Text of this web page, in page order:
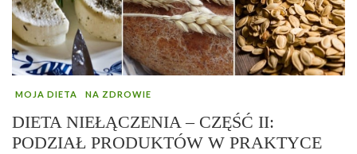
MOJA DIETA NA ZDROWIE
DIETA NIEŁĄCZENIA – CZĘŚĆ II:
PODZIAŁ PRODUKTÓW W PRAKTYCE